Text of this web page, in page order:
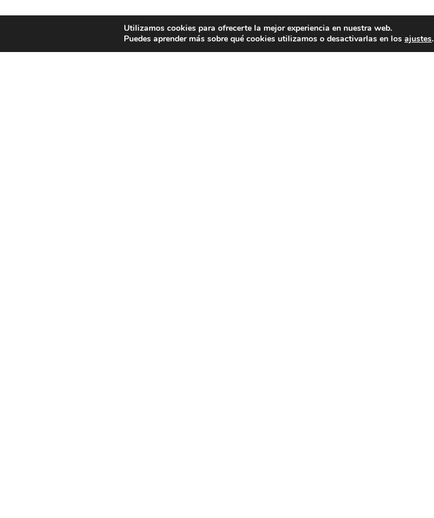
Utilizamos cookies para ofrecerte la mejor experiencia en nuestra web.
Puedes aprender más sobre qué cookies utilizamos o desactivarlas en losajustes.